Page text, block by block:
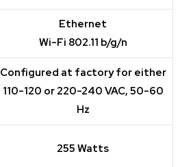
Ethernet
Wi-Fi 802.11 b/g/n
Configured at factory for either
110-120 or 220-240 VAC, 50-60
Hz
255 Watts